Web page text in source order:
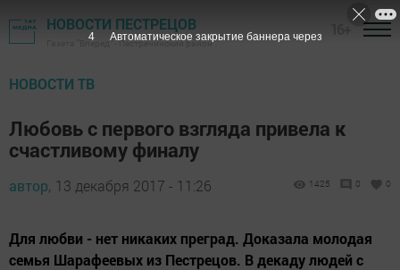
НОВОСТИ ПЕСТРЕЦОВ
Газета "Вперед" - Пестречинский район
НОВОСТИ ТВ
Любовь с первого взгляда привела к
счастливому финалу
автор, 13 декабря 2017 - 11:26 1425 0 0
Для любви - нет никаких преград. Доказала молодая
семья Шарафеевых из Пестрецов. В декаду людей с
3 Автоматическое закрытие баннера через